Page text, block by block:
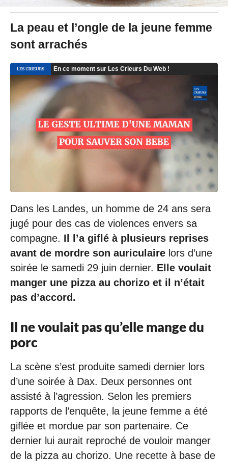
8
-
M
i
j
o
u
1
0
/
0
9
1
4
1
5
La peau et l’ongle de la jeune femme
sont arrachés
Dans les Landes, un homme de 24 ans sera
jugé pour des cas de violences envers sa
compagne. Il l’a giflé à plusieurs reprises
avant de mordre son auriculaire lors d’une
soirée le samedi 29 juin dernier. Elle voulait
manger une pizza au chorizo et il n’était
pas d’accord.
Il ne voulait pas qu’elle mange du
porc
La scène s’est produite samedi dernier lors
d’une soirée à Dax. Deux personnes ont
assisté à l’agression. Selon les premiers
rapports de l’enquête, la jeune femme a été
giflée et mordue par son partenaire. Ce
dernier lui aurait reproché de vouloir manger
de la pizza au chorizo. Une recette à base de